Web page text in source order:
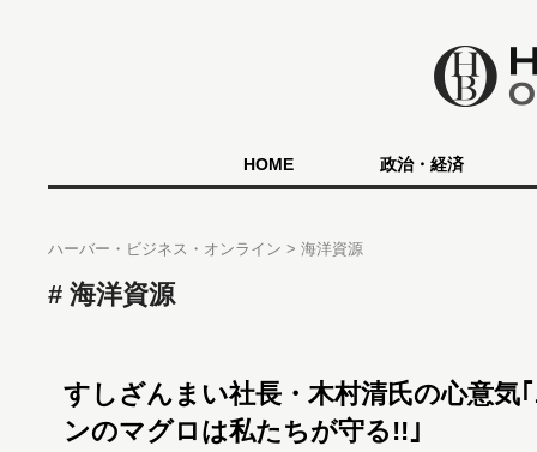
HOME 政治・経済
ハーバー・ビジネス・オンライン 海洋資源
海洋資源
すしざんまい社長・木村清氏の心意気
ンのマグロは私たちが守る!!｣